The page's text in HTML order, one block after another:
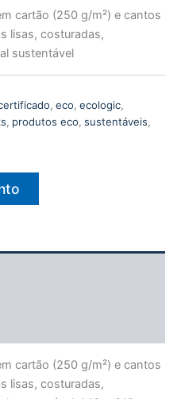
cartão (250 g/m²) e cantos
lisas, costuradas,
sustentável
, eco, ecologic,
, produtos eco, sustentáveis,
cartão (250 g/m²) e cantos
lisas, costuradas,